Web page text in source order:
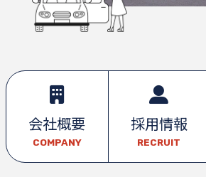
会社概要
COMPANY
採用情報
RECRUIT